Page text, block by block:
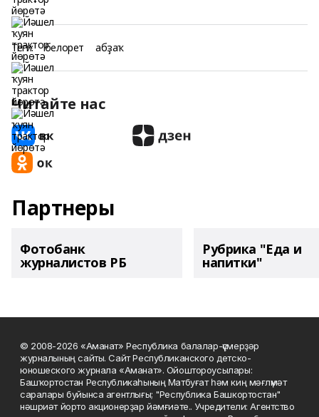
Теги: белорет абҙаҡ
Читайте нас
Партнеры
Фотобанк
журналистов РБ
Рубрика "Еда и
напитки"
© 2008-2026 «Аманат» Республика балалар-үҫмерҙәр
журналының сайты. Сайт Республиканского детско-
юношеского журнала «Аманат». Ойоштороусылары:
Башҡортостан Республикаһының Матбуғат һәм киң мәғлүмәт
саралары буйынса агентлығы; "Республика Башкортостан"
нәшриәт йорто акционерҙар йәмғиәте.. Учредители: Агентство